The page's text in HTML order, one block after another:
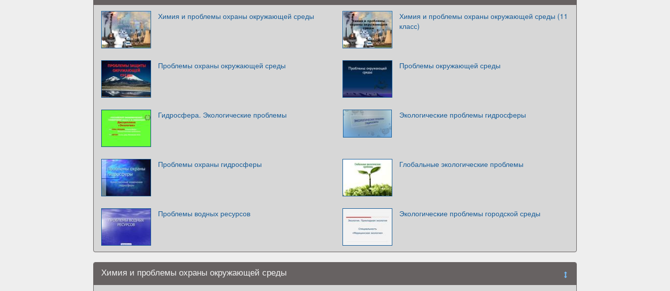
Химия и проблемы охраны окружающей среды
Химия и проблемы охраны окружающей среды (11
класс)
Проблемы охраны окружающей среды Проблемы окружающей среды
Гидросфера. Экологические проблемы Экологические проблемы гидросферы
Проблемы охраны гидросферы Глобальные экологические проблемы
Проблемы водных ресурсов Экологические проблемы городской среды
Химия и проблемы охраны окружающей среды